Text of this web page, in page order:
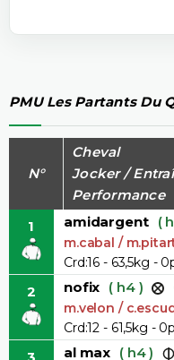
PMU Les Partants Du
N°
Cheval
Jocker /
Performance
1
amidargent (
m.cabal /
Crd:16 - 63,5kg -
2 nofix ( h4 )
m.velon /
Crd:12 - 61,5kg -
al max ( h4 )